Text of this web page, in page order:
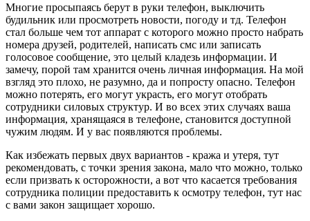
Многие просыпаясь берут в руки телефон, выключить
будильник или просмотреть новости, погоду и тд. Телефон
стал больше чем тот аппарат с которого можно просто набрать
номера друзей, родителей, написать смс или записать
голосовое сообщение, это целый кладезь информации. И
замечу, порой там хранится очень личная информация. На мой
взгляд это плохо, не разумно, да и попросту опасно. Телефон
можно потерять, его могут украсть, его могут отобрать
сотрудники силовых структур. И во всех этих случаях ваша
информация, хранящаяся в телефоне, становится доступной
чужим людям. И у вас появляются проблемы.
Как избежать первых двух вариантов - кража и утеря, тут
рекомендовать, с точки зрения закона, мало что можно, только
если призвать к осторожности, а вот что касается требования
сотрудника полиции предоставить к осмотру телефон, тут нас
с вами закон защищает хорошо.